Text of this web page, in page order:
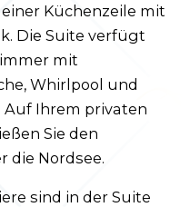
Küchenzeile mit
Die Suite verfügt
mit
Whirlpool und
Auf Ihrem privaten
Sie den
die Nordsee.
sind in der Suite